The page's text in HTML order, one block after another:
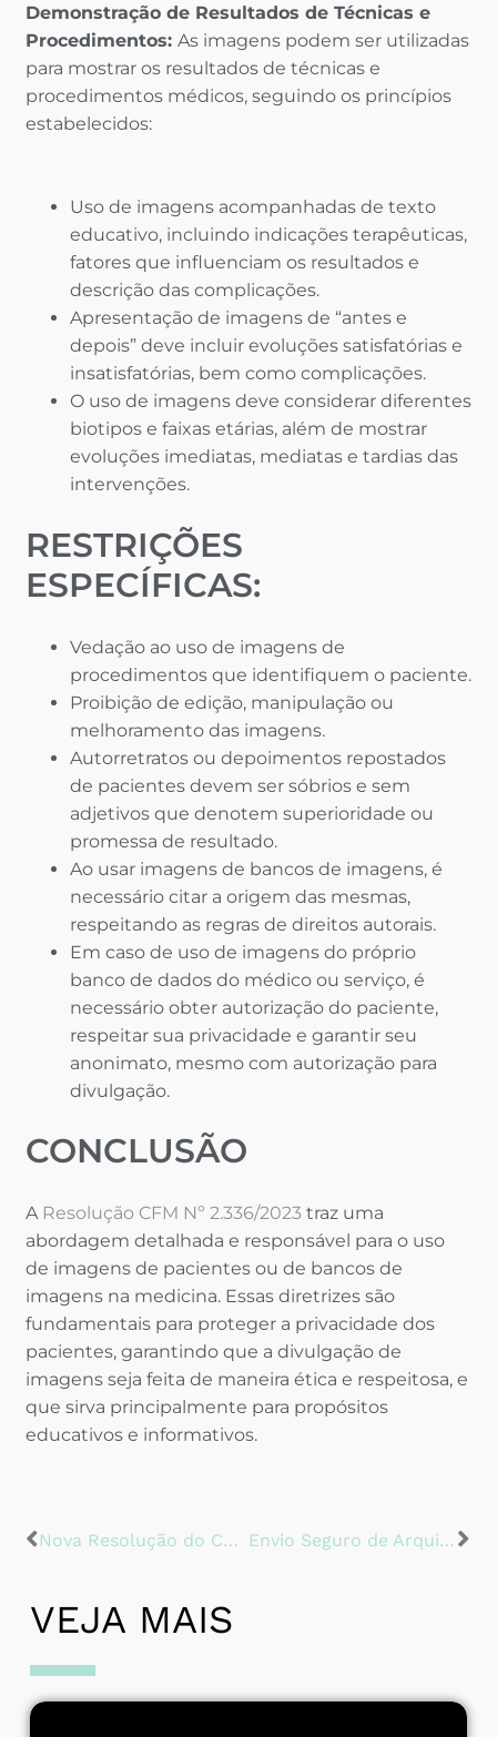
Demonstração de Resultados de Técnicas e
Procedimentos: As imagens podem ser utilizadas
para mostrar os resultados de técnicas e
procedimentos médicos, seguindo os princípios
estabelecidos:
Uso de imagens acompanhadas de texto
educativo, incluindo indicações terapêuticas,
fatores que influenciam os resultados e
descrição das complicações.
Apresentação de imagens de “antes e
depois” deve incluir evoluções satisfatórias e
insatisfatórias, bem como complicações.
O uso de imagens deve considerar diferentes
biotipos e faixas etárias, além de mostrar
evoluções imediatas, mediatas e tardias das
intervenções.
RESTRIÇÕES
ESPECÍFICAS:
Vedação ao uso de imagens de
procedimentos que identifiquem o paciente.
Proibição de edição, manipulação ou
melhoramento das imagens.
Autorretratos ou depoimentos repostados
de pacientes devem ser sóbrios e sem
adjetivos que denotem superioridade ou
promessa de resultado.
Ao usar imagens de bancos de imagens, é
necessário citar a origem das mesmas,
respeitando as regras de direitos autorais.
Em caso de uso de imagens do próprio
banco de dados do médico ou serviço, é
necessário obter autorização do paciente,
respeitar sua privacidade e garantir seu
anonimato, mesmo com autorização para
divulgação​​.
CONCLUSÃO
A Resolução CFM Nº 2.336/2023 traz uma
abordagem detalhada e responsável para o uso
de imagens de pacientes ou de bancos de
imagens na medicina. Essas diretrizes são
fundamentais para proteger a privacidade dos
pacientes, garantindo que a divulgação de
imagens seja feita de maneira ética e respeitosa, e
que sirva principalmente para propósitos
educativos e informativos.
Nova Resolução do CFM Amplia Direitos de Publicidade para Médicos e Estabelecimentos Médicos Envio Seguro de Arquivos: Como Garantir a Qualidade dos Seus Materiais Digitais
VEJA MAIS